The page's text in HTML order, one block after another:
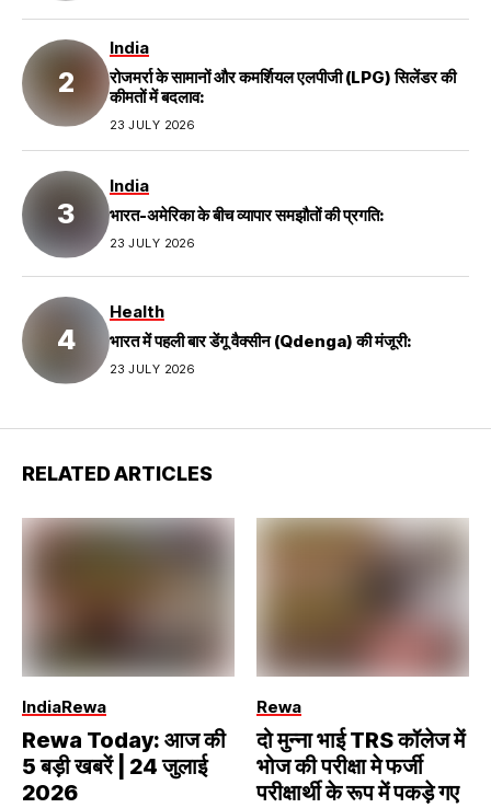
India
रोजमर्रा के सामानों और कमर्शियल एलपीजी (LPG) सिलेंडर की
कीमतों में बदलाव:
23 JULY 2026
India
भारत-अमेरिका के बीच व्यापार समझौतों की प्रगति:
23 JULY 2026
Health
भारत में पहली बार डेंगू वैक्सीन (Qdenga) की मंजूरी:
23 JULY 2026
RELATED ARTICLES
IndiaRewa
Rewa Today: आज की
5 बड़ी खबरें | 24 जुलाई
2026
Rewa
दो मुन्ना भाई TRS कॉलेज में
भोज की परीक्षा मे फर्जी
परीक्षार्थी के रूप में पकड़े गए